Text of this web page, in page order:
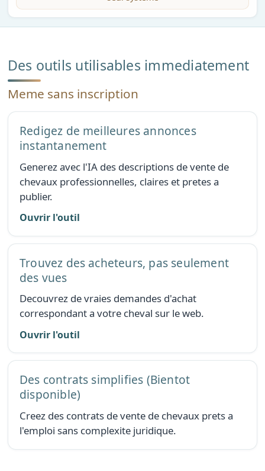
Des outils utilisables immediatement
Meme sans inscription
Redigez de meilleures annonces
instantanement
Generez avec l'IA des descriptions de vente de
chevaux professionnelles, claires et pretes a
publier.
Ouvrir l'outil
Trouvez des acheteurs, pas seulement
des vues
Decouvrez de vraies demandes d'achat
correspondant a votre cheval sur le web.
Ouvrir l'outil
Des contrats simplifies (Bientot
disponible)
Creez des contrats de vente de chevaux prets a
l'emploi sans complexite juridique.